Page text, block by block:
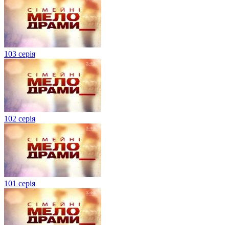
103 серія
102 серія
101 серія